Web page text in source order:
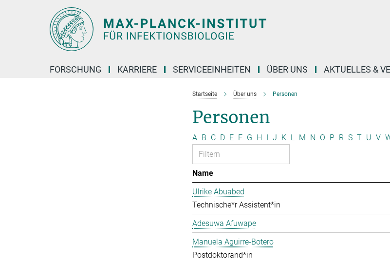
FORSCHUNG KARRIERE SERVICEEINHEITEN ÜBER UNS AKTUELLES &
Startseite Über uns Personen
Personen
A B C D E F G H I J K L M N O P R S T U V
Name
Ulrike Abuabed
Technische*r Assistent*in
Adesuwa Afuwape
Manuela Aguirre-Botero
Postdoktorand*in